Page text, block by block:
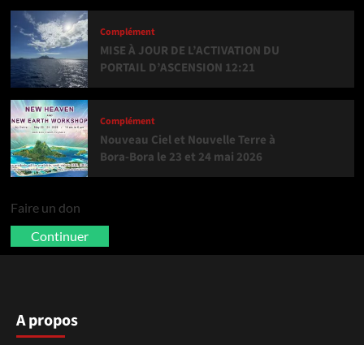
Complément
MISE À JOUR DE L’ACTIVATION DU
PORTAIL D’ASCENSION 12:21
Complément
Nouveau Ciel et Nouvelle Terre à
Bora-Bora le 23 et 24 mai 2026
Faire un don
Continuer
A propos